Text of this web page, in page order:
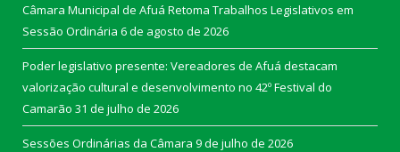
Câmara Municipal de Afuá Retoma Trabalhos Legislativos em
Sessão Ordinária 6 de agosto de 2026
Poder legislativo presente: Vereadores de Afuá destacam
valorização cultural e desenvolvimento no 42º Festival do
Camarão 31 de julho de 2026
Sessões Ordinárias da Câmara 9 de julho de 2026